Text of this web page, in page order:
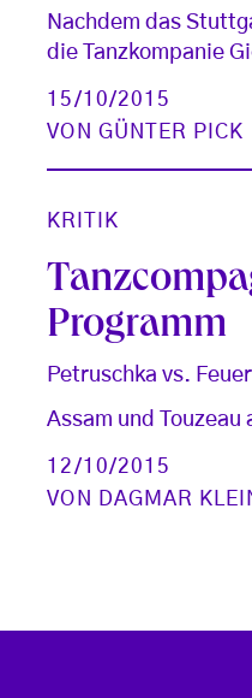
Nachdem das
die Tanzkompanie
15/10/2015
VON GÜNTER PICK
KRITIK
Programm
Petruschka vs.
Assam und
12/10/2015
VON
DAGMAR